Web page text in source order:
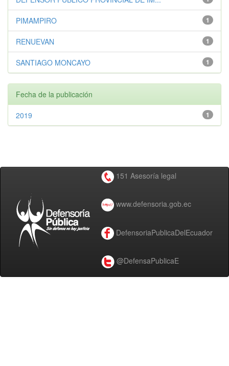
1
PIMAMPIRO
1
RENUEVAN
1
SANTIAGO MONCAYO
Fecha de la publicación
1
2019
151 Asesoría legal
www.defensoria.gob.ec
DefensoriaPublicaDelEcuador
@DefensaPublicaE